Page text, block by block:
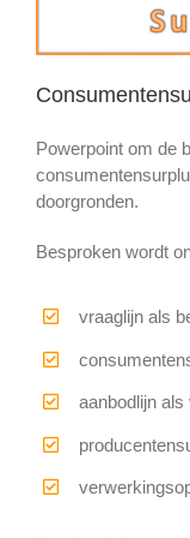
Powerpoint om de
doorgronden.
Besproken wordt
vraaglijn als
aanbodlijn